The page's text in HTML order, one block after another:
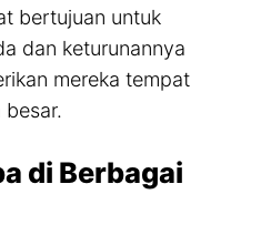
bertujuan untuk
dan keturunannya
mereka tempat
besar.
di Berbagai